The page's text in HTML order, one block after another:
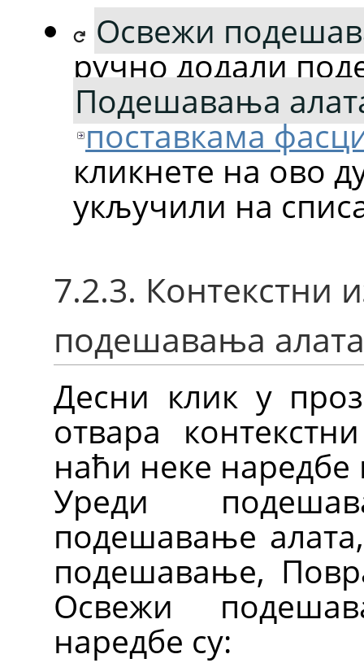
Освежи
ручно додали
Подешавања
поставкама
кликнете на ово
укључили на
7.2.3. Контекстни
подешавања алата
Десни клик у
отвара
наћи неке
Уреди
подешавање
подешавање,
Освежи
наредбе су: